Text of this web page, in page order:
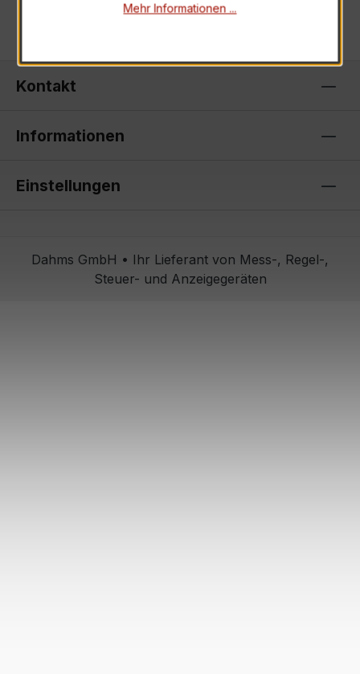
Kontakt
Informationen
Einstellungen
Dahms GmbH • Ihr Lieferant von Mess-, Regel-,
Steuer- und Anzeigegeräten
Mehr Informationen ...